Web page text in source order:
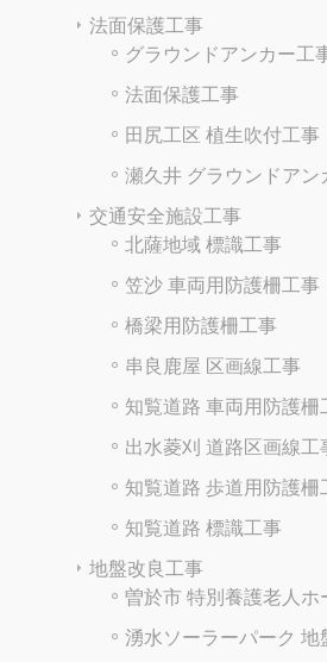
法面保護工事
グラウンドアンカー工
法面保護工事
田尻工区 植生吹付工事
瀬久井 グラウンドアン
交通安全施設工事
北薩地域 標識工事
笠沙 車両用防護柵工事
橋梁用防護柵工事
串良鹿屋 区画線工事
知覧道路 車両用防護柵
出水菱刈 道路区画線工
知覧道路 歩道用防護柵
知覧道路 標識工事
地盤改良工事
曽於市 特別養護老人ホ
湧水ソーラーパーク 地